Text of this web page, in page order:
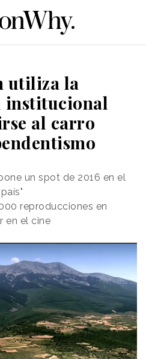
utiliza la
institucional
al carro
un spot de 2016 en el
reproducciones en
en el cine